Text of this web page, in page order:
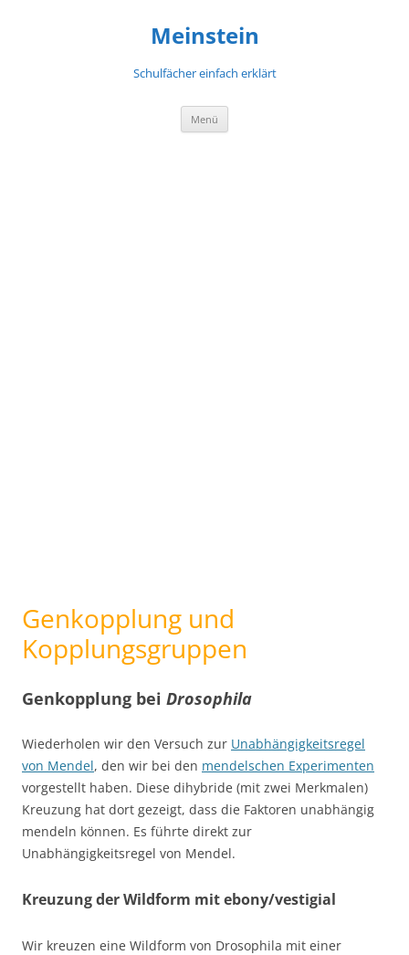
Meinstein
Schulfächer einfach erklärt
Menü
Genkopplung und
Kopplungsgruppen
Genkopplung bei Drosophila
Wiederholen wir den Versuch zur Unabhängigkeitsregel
von Mendel, den wir bei den mendelschen Experimenten
vorgestellt haben. Diese dihybride (mit zwei Merkmalen)
Kreuzung hat dort gezeigt, dass die Faktoren unabhängig
mendeln können. Es führte direkt zur
Unabhängigkeitsregel von Mendel.
Kreuzung der Wildform mit ebony/vestigial
Wir kreuzen eine Wildform von Drosophila mit einer